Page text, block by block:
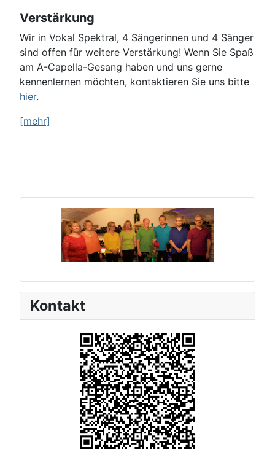
Verstärkung
Wir in Vokal Spektral, 4 Sängerinnen und 4 Sänger
sind offen für weitere Verstärkung! Wenn Sie Spaß
am A-Capella-Gesang haben und uns gerne
kennenlernen möchten, kontaktieren Sie uns bitte
hier.
[mehr]
Kontakt